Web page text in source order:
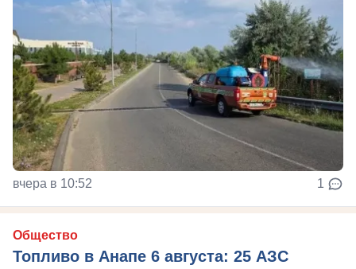
вчера в 10:52 1
Общество
Топливо в Анапе 6 августа: 25 АЗС